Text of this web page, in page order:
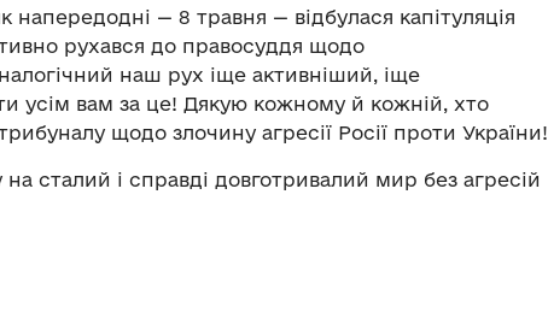
напередодні — 8 травня — відбулася капітуляція
рухався до правосуддя щодо
наш рух іще активніший, іще
усім вам за це! Дякую кожному й кожній, хто
щодо злочину агресії Росії проти України!
сталий і справді довготривалий мир без агресій